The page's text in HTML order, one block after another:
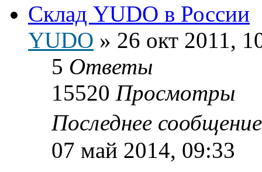
Склад YUDO в России
YUDO » 26 окт 2011,
5 Ответы
15520 Просмотры
Последнее
07 май 2014, 09:33